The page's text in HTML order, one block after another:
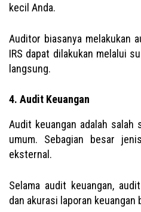
kecil Anda.
Auditor biasanya melakukan
IRS dapat dilakukan melalui
langsung.
4. Audit Keuangan
Audit keuangan adalah
umum. Sebagian besar
eksternal.
Selama audit keuangan,
dan akurasi laporan keuangan